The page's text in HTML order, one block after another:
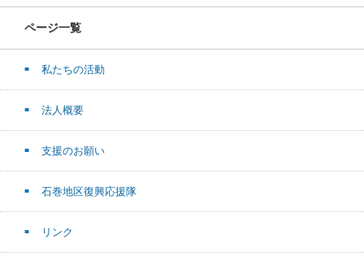
ページ一覧
私たちの活動
法人概要
支援のお願い
石巻地区復興応援隊
リンク